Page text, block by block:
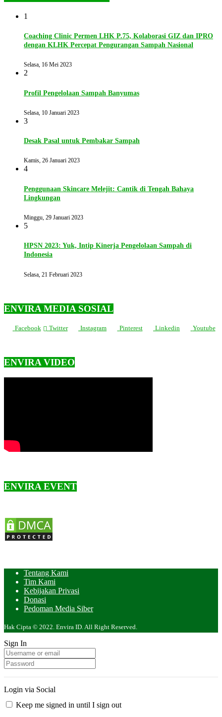
1
Coaching Clinic Permen LHK P.75, Kolaborasi GIZ dan IPRO
dengan KLHK Percepat Pengurangan Sampah Nasional
Selasa, 16 Mei 2023
2
Profil Pengelolaan Sampah Banyumas
Selasa, 10 Januari 2023
3
Desak Pasal untuk Pembakar Sampah
Kamis, 26 Januari 2023
4
Penggunaan Skincare Melejit: Cantik di Tengah Bahaya
Lingkungan
Minggu, 29 Januari 2023
5
HPSN 2023: Yuk, Intip Kinerja Pengelolaan Sampah di
Indonesia
Selasa, 21 Februari 2023
ENVIRA MEDIA SOSIAL
Facebook Twitter Instagram Pinterest Linkedin Youtube
ENVIRA VIDEO
ENVIRA EVENT
Tentang Kami
Tim Kami
Kebijakan Privasi
Donasi
Pedoman Media Siber
Hak Cipta © 2022. Envira ID. All Right Reserved.
Sign In
Login via Social
Keep me signed in until I sign out